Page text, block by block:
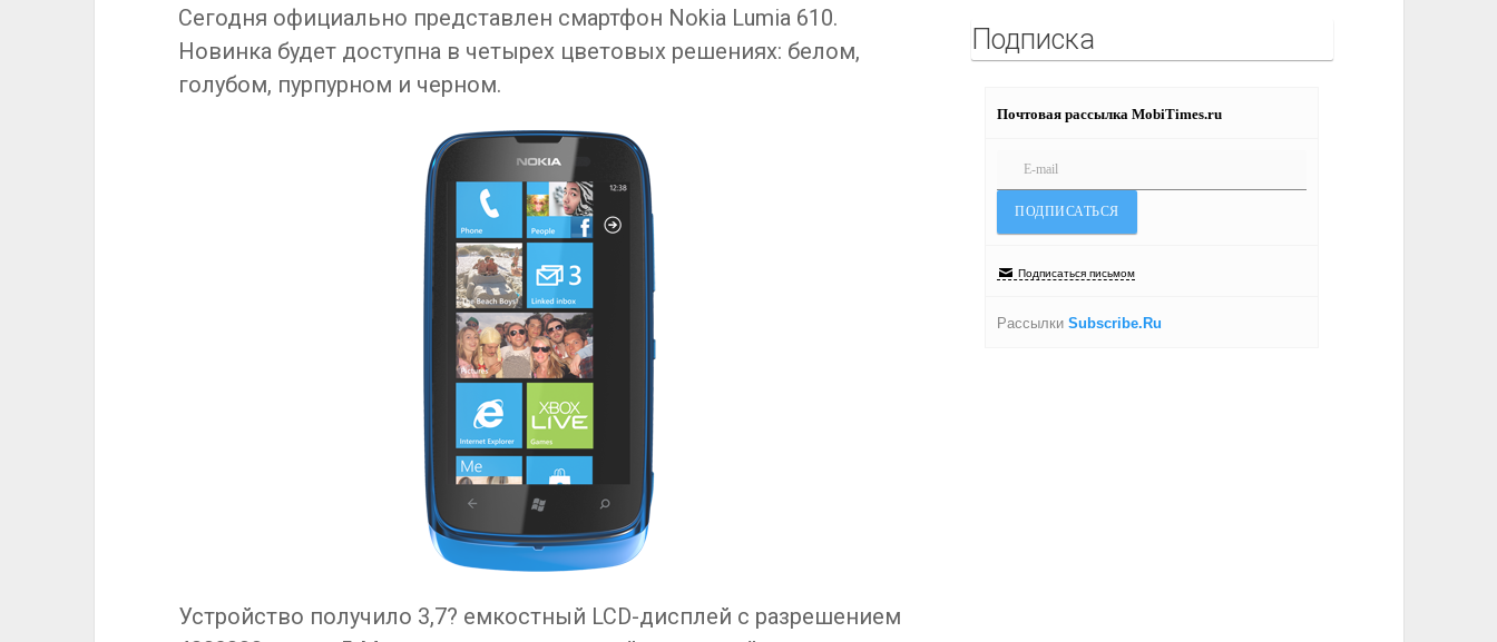
Сегодня официально представлен смартфон Nokia Lumia 610.
Новинка будет доступна в четырех цветовых решениях: белом,
голубом, пурпурном и черном.
Устройство получило 3,7? емкостный LCD-дисплей с разрешением
Подписка
Почтовая рассылка MobiTimes.ru
Подписаться письмом
РассылкиSubscribe.Ru